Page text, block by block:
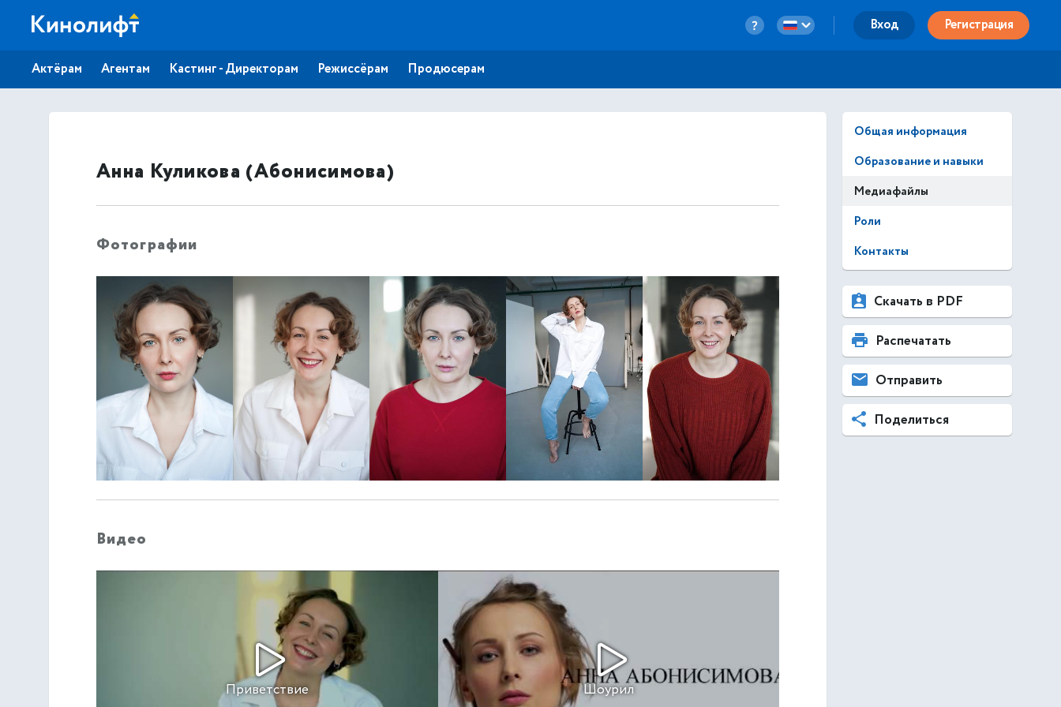
Вход Регистрация
Актёрам Агентам Кастинг - Директорам Режиссёрам Продюсерам
Анна Куликова (Абонисимова)
Фотографии
Видео
Приветствие Шоурил
Общая информация
Образование и навыки
Медиафайлы
Роли
Контакты
Скачать в PDF
Распечатать
Отправить
Поделиться